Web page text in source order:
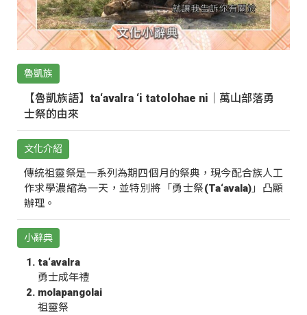
魯凱族
【魯凱族語】ta‘avalra ‘i tatolohae ni｜萬山部落勇
士祭的由來
文化介紹
傳統祖靈祭是一系列為期四個月的祭典，現今配合族人工
作求學濃縮為一天，並特別將「勇士祭(Ta‘avala)」凸顯
辦理。
小辭典
ta‘avalra
勇士成年禮
molapangolai
祖靈祭